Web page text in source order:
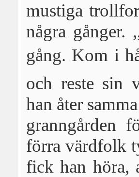
mustiga
några gånger.
gång. Kom i
och reste sin
han åter
granngården
förra värdfolk
fick han höra,